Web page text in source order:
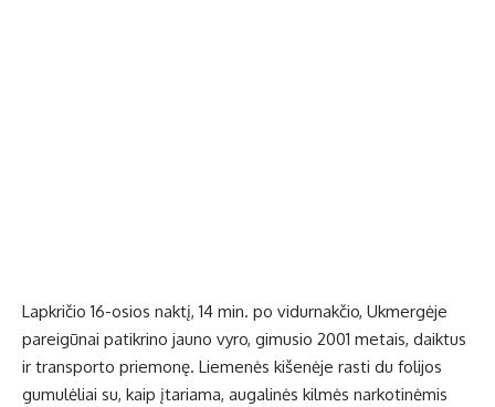
Lapkričio 16-osios naktį, 14 min. po vidurnakčio, Ukmergėje
pareigūnai patikrino jauno vyro, gimusio 2001 metais, daiktus
ir transporto priemonę. Liemenės kišenėje rasti du folijos
gumulėliai su, kaip įtariama, augalinės kilmės narkotinėmis